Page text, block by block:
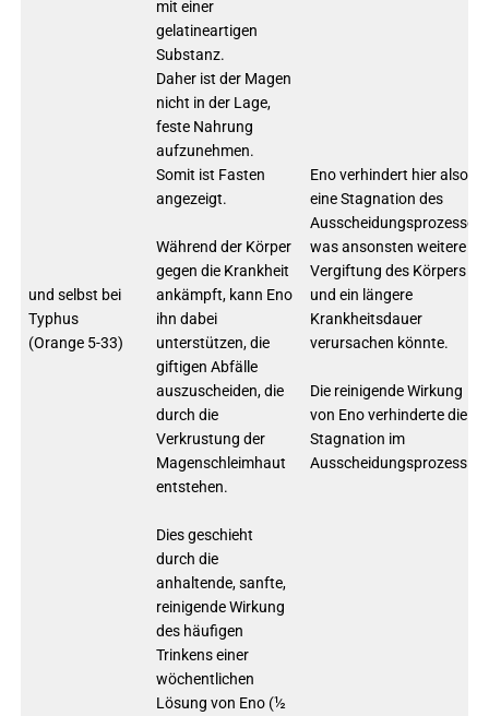
und selbst bei
Typhus
(Orange 5-33)
mit einer
gelatineartigen
Substanz.
Daher ist der Magen
nicht in der Lage,
feste Nahrung
aufzunehmen.
Somit ist Fasten
angezeigt.
Während der Körper
gegen die Krankheit
ankämpft, kann Eno
ihn dabei
unterstützen, die
giftigen Abfälle
auszuscheiden, die
durch die
Verkrustung der
Magenschleimhaut
entstehen.
Dies geschieht
durch die
anhaltende, sanfte,
reinigende Wirkung
des häufigen
Trinkens einer
wöchentlichen
Lösung von Eno (½
Eno verhindert hier also
eine Stagnation des
Ausscheidungsprozesses,
was ansonsten weitere
Vergiftung des Körpers
und ein längere
Krankheitsdauer
verursachen könnte.
Die reinigende Wirkung
von Eno verhinderte die
Stagnation im
Ausscheidungsprozess.